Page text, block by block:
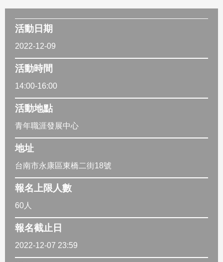
活動日期
2022-12-09
活動時間
14:00-16:00
活動地點
青年職涯發展中心
地址
台南市永康區東橋二街18號
報名上限人數
60人
報名截止日
2022-12-07 23:59